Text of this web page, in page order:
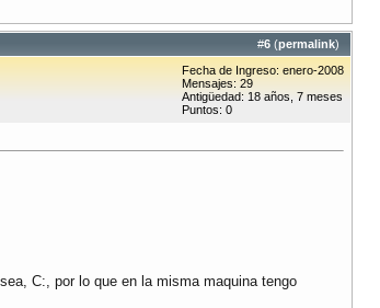
#6 (permalink)
Fecha de Ingreso: enero-2008
Mensajes: 29
Antigüedad: 18 años, 7 meses
Puntos: 0
C:, por lo que en la misma maquina tengo